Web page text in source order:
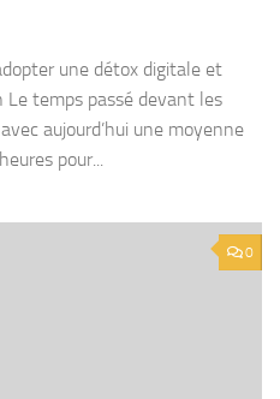
une détox digitale et
Le temps passé devant les
aujourd’hui une moyenne
pour...
0